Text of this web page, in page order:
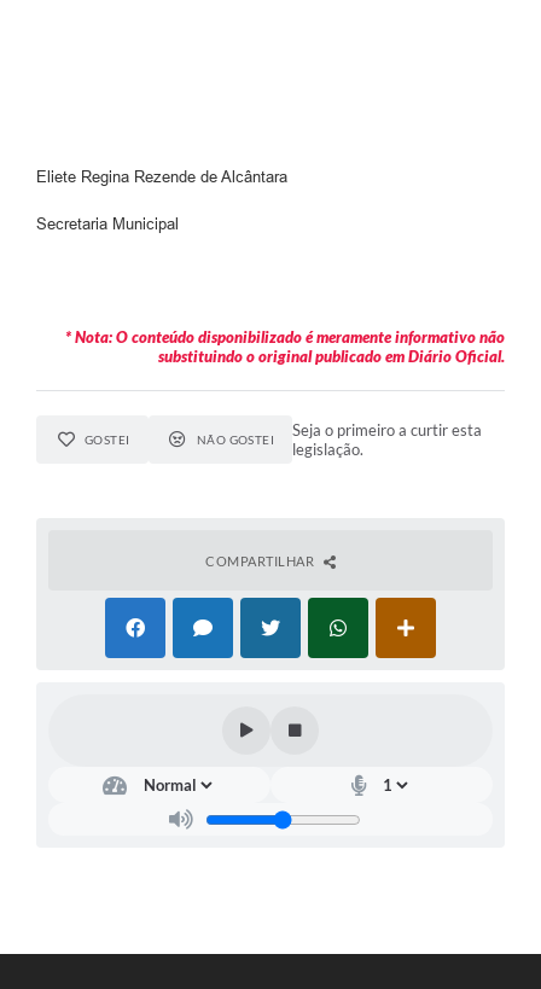
Eliete Regina Rezende de Alcântara
Secretaria Municipal
* Nota: O conteúdo disponibilizado é meramente informativo não
substituindo o original publicado em Diário Oficial.
GOSTEI NÃO GOSTEI
Seja o primeiro a curtir esta
legislação.
COMPARTILHAR